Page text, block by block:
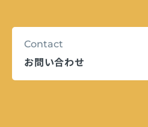
Contact
お問い合わせ